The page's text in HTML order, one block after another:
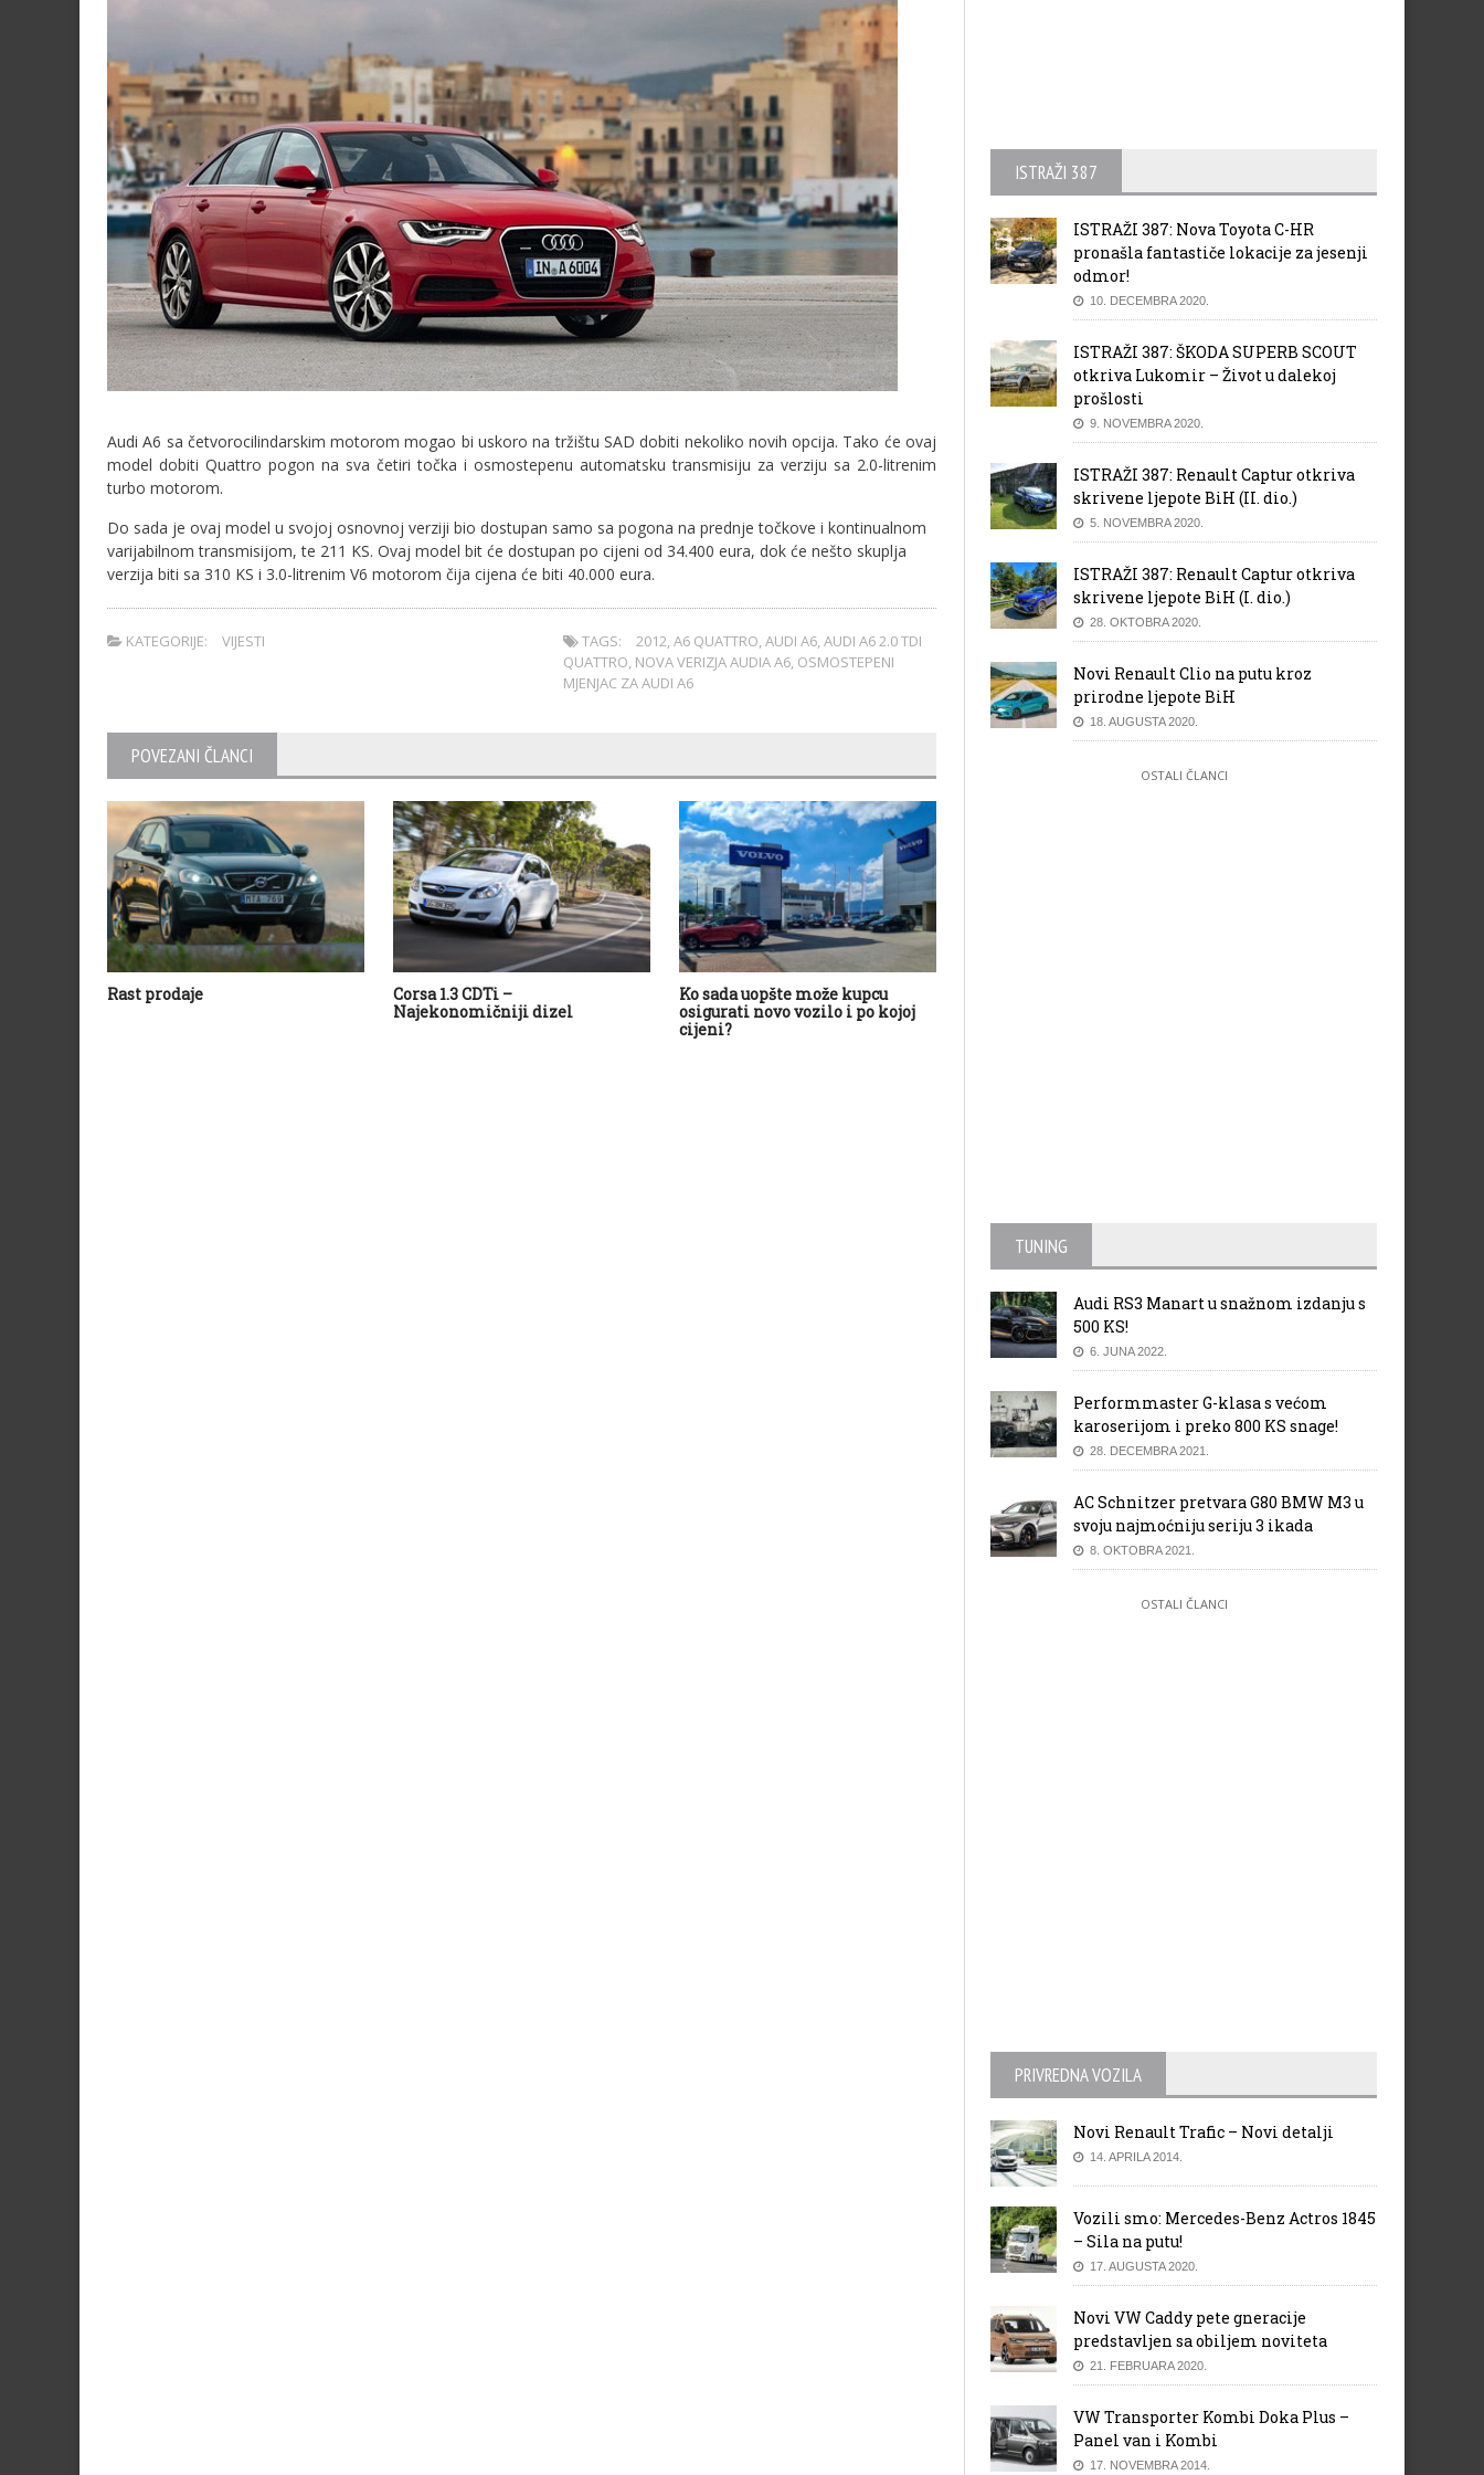
Audi A6 sa četvorocilindarskim motorom mogao bi uskoro na tržištu SAD dobiti nekoliko novih opcija. Tako će ovaj
model dobiti Quattro pogon na sva četiri točka i osmostepenu automatsku transmisiju za verziju sa 2.0-litrenim
turbo motorom.
Do sada je ovaj model u svojoj osnovnoj verziji bio dostupan samo sa pogona na prednje točkove i kontinualnom
varijabilnom transmisijom, te 211 KS. Ovaj model bit će dostupan po cijeni od 34.400 eura, dok će nešto skuplja
verzija biti sa 310 KS i 3.0-litrenim V6 motorom čija cijena će biti 40.000 eura.
KATEGORIJE: VIJESTI TAGS: 2012,A6 QUATTRO,AUDI A6,AUDI A6 2.0 TDI
QUATTRO, NOVA VERIZJA AUDIA A6, OSMOSTEPENI
MJENJAC ZA AUDI A6
POVEZANI ČLANCI
Rast prodaje
Corsa 1.3 CDTi –
Najekonomičniji dizel
Ko sada uopšte može kupcu
osigurati novo vozilo i po kojoj
cijeni?
ISTRAŽI 387
ISTRAŽI 387: Nova Toyota C-HR
pronašla fantastiče lokacije za jesenji
odmor!
10. DECEMBRA 2020.
ISTRAŽI 387: ŠKODA SUPERB SCOUT
otkriva Lukomir – Život u dalekoj
prošlosti
9. NOVEMBRA 2020.
ISTRAŽI 387: Renault Captur otkriva
skrivene ljepote BiH (II. dio.)
5. NOVEMBRA 2020.
ISTRAŽI 387: Renault Captur otkriva
skrivene ljepote BiH (I. dio.)
28. OKTOBRA 2020.
Novi Renault Clio na putu kroz
prirodne ljepote BiH
18. AUGUSTA 2020.
OSTALI ČLANCI
TUNING
Audi RS3 Manart u snažnom izdanju s
500 KS!
6. JUNA 2022.
Performmaster G-klasa s većom
karoserijom i preko 800 KS snage!
28. DECEMBRA 2021.
AC Schnitzer pretvara G80 BMW M3 u
svoju najmoćniju seriju 3 ikada
8. OKTOBRA 2021.
OSTALI ČLANCI
PRIVREDNA VOZILA
Novi Renault Trafic – Novi detalji
14. APRILA 2014.
Vozili smo: Mercedes-Benz Actros 1845
– Sila na putu!
17. AUGUSTA 2020.
Novi VW Caddy pete gneracije
predstavljen sa obiljem noviteta
21. FEBRUARA 2020.
VW Transporter Kombi Doka Plus –
Panel van i Kombi
17. NOVEMBRA 2014.